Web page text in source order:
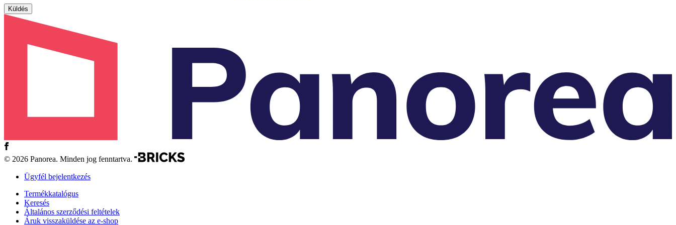
© 2026 Panorea. Minden jog fenntartva.
Ügyfél bejelentkezés
Termékkatalógus
Keresés
Általános szerződési feltételek
Áruk visszaküldése az e-shop